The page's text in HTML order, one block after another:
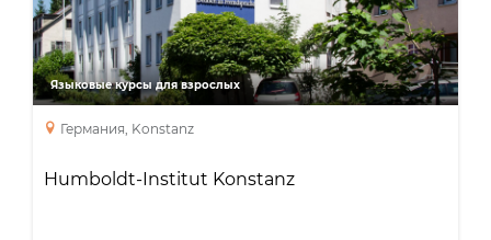
Языковые курсы для взрослых
Германия, Konstanz
Humboldt-Institut Konstanz
Занятия с преподавателем один на один
курс подготовки к экзаменам